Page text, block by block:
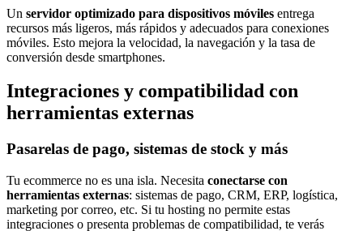
Un servidor optimizado para dispositivos móviles entrega
recursos más ligeros, más rápidos y adecuados para conexiones
móviles. Esto mejora la velocidad, la navegación y la tasa de
conversión desde smartphones.
Integraciones y compatibilidad con
herramientas externas
Pasarelas de pago, sistemas de stock y más
Tu ecommerce no es una isla. Necesita conectarse con
herramientas externas: sistemas de pago, CRM, ERP, logística,
marketing por correo, etc. Si tu hosting no permite estas
integraciones o presenta problemas de compatibilidad, te verás